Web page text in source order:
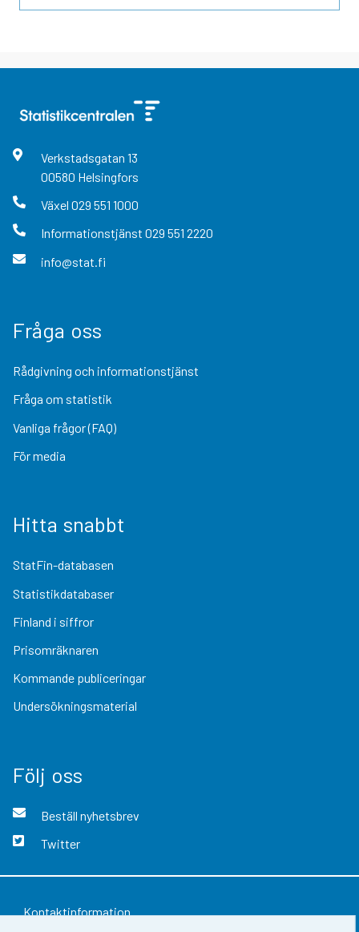
Verkstadsgatan 13
00580 Helsingfors
Växel 029 551 1000
Informationstjänst 029 551 2220
info@stat.fi
Fråga oss
Rådgivning och informationstjänst
Fråga om statistik
Vanliga frågor (FAQ)
För media
Hitta snabbt
StatFin-databasen
Statistikdatabaser
Finland i siffror
Prisomräknaren
Kommande publiceringar
Undersökningsmaterial
Följ oss
Beställ nyhetsbrev
Twitter
Kontaktinformation